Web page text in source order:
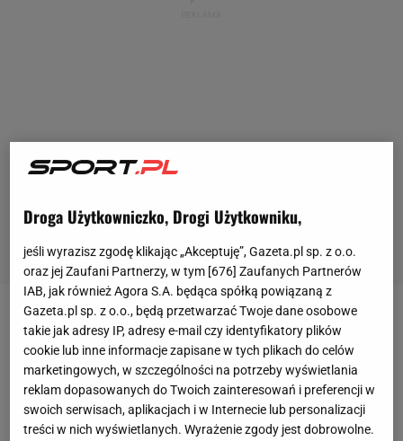
Minister Andrzej Biernat, który powitał wszystkich
uczestników, bardzo trafnie ocenił obecną sytuację
dotyczącą WF-u oraz sprawności uczniów -
Problemem wśród dzieci jest otyłość oraz ich
niechęć do podejmowania aktywności fizycznej.
Droga Użytkowniczko, Drogi Użytkowniku,
jeśli wyrazisz zgodę klikając „Akceptuję”, Gazeta.pl sp. z o.o.
oraz jej Zaufani Partnerzy, w tym [676] Zaufanych Partnerów
IAB, jak również Agora S.A. będąca spółką powiązaną z
Gazeta.pl sp. z o.o., będą przetwarzać Twoje dane osobowe
takie jak adresy IP, adresy e-mail czy identyfikatory plików
cookie lub inne informacje zapisane w tych plikach do celów
marketingowych, w szczególności na potrzeby wyświetlania
reklam dopasowanych do Twoich zainteresowań i preferencji w
swoich serwisach, aplikacjach i w Internecie lub personalizacji
treści w nich wyświetlanych. Wyrażenie zgody jest dobrowolne.